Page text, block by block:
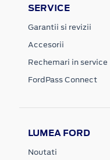
SERVICE
Garantii si revizii
Accesorii
Rechemari in service
FordPass Connect
LUMEA FORD
Noutati